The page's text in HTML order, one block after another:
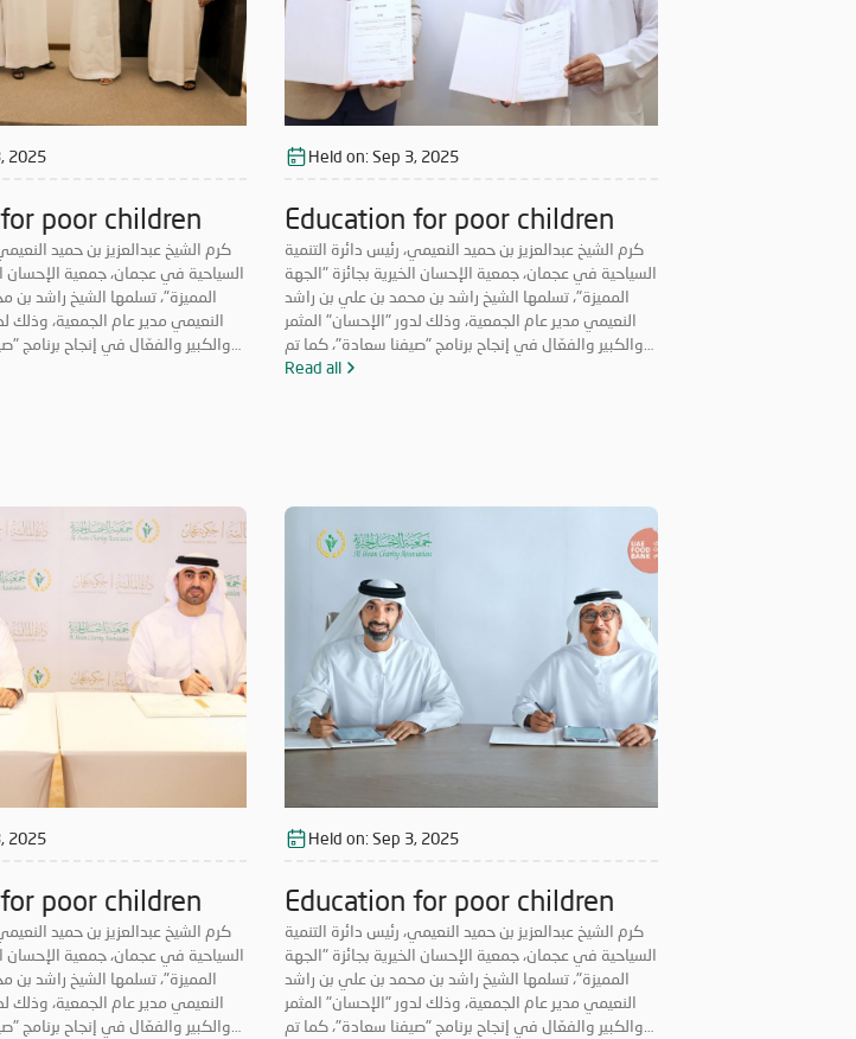
2025
poor children
كرم الشيخ عبدالعزيز بن حميد
السياحية في عجمان، جمعية الإحسان
المميزة"، تسلمها الشيخ راشد
النعيمي مدير عام الجمعية، وذلك
والكبير والفعّال في إنجاح برنامج
تكريم موظفة الجمعية عواطف سعود
بمشاركة موظفيها وعدد كبير من
كافة، استفاد منها قطاع عريض من
جمعية الإحسان عن دعم المبادرات
سيراً على نهج دولة الإمارات الداعم
تحرص دوماً على تصدر المبادرات
أعمالها، وتحقيق أكبر قدر ممكن من
Held on:Sep 3, 2025
Education for poor children
كرم الشيخ عبدالعزيز بن حميد النعيمي، رئيس دائرة التنمية
السياحية في عجمان، جمعية الإحسان الخيرية بجائزة "الجهة
المميزة"، تسلمها الشيخ راشد بن محمد بن علي بن راشد
النعيمي مدير عام الجمعية، وذلك لدور "الإحسان" المثمر
والكبير والفعّال في إنجاح برنامج "صيفنا سعادة"، كما تم
تكريم موظفة الجمعية عواطف سعود عامر، بجائزة "أفضل
بمشاركة موظفيها وعدد كبير من المتطوعين من الأعمار
كافة، استفاد منها قطاع عريض من المجتمع. ولا تتوانى
جمعية الإحسان عن دعم المبادرات الخيرية والمشاركة فيها،
سيراً على نهج دولة الإمارات الداعم للأعمال الإنسانية، كما
تحرص دوماً على تصدر المبادرات الخيرية؛ بهدف توسيع
أعمالها، وتحقيق أكبر قدر ممكن من النفع لفئات المجتمع
كافة.
Read all
2025
poor children
كرم الشيخ عبدالعزيز بن حميد
السياحية في عجمان، جمعية الإحسان
المميزة"، تسلمها الشيخ راشد
النعيمي مدير عام الجمعية، وذلك
والكبير والفعّال في إنجاح برنامج
Held on:Sep 3, 2025
Education for poor children
كرم الشيخ عبدالعزيز بن حميد النعيمي، رئيس دائرة التنمية
السياحية في عجمان، جمعية الإحسان الخيرية بجائزة "الجهة
المميزة"، تسلمها الشيخ راشد بن محمد بن علي بن راشد
النعيمي مدير عام الجمعية، وذلك لدور "الإحسان" المثمر
والكبير والفعّال في إنجاح برنامج "صيفنا سعادة"، كما تم